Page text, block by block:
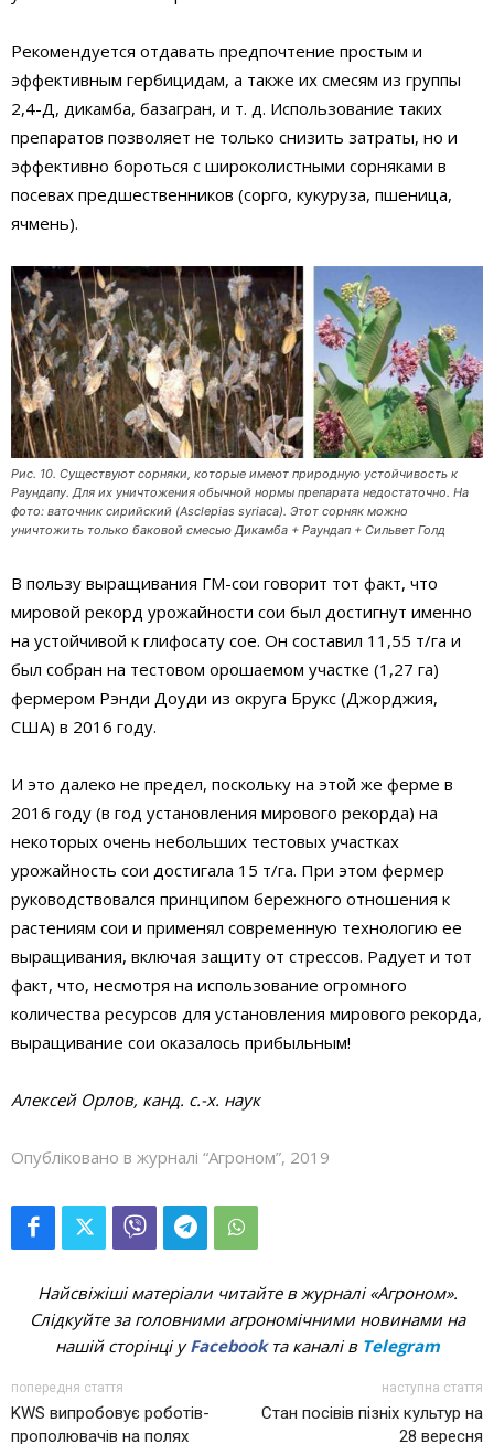
Рекомендуется отдавать предпочтение простым и
эффективным гербицидам, а также их смесям из группы
2,4-Д, дикамба, базагран, и т. д. Использование таких
препаратов позволяет не только снизить затраты, но и
эффективно бороться с широколистными сорняками в
посевах предшественников (сорго, кукуруза, пшеница,
ячмень).
Рис. 10. Существуют сорняки, которые имеют природную устойчивость к
Раундапу. Для их уничтожения обычной нормы препарата недостаточно. На
фото: ваточник сирийский (Asclepias syriaca). Этот сорняк можно
уничтожить только баковой смесью Дикамба + Раундап + Сильвет Голд
В пользу выращивания ГМ-сои говорит тот факт, что
мировой рекорд урожайности сои был достигнут именно
на устойчивой к глифосату сое. Он составил 11,55 т/га и
был собран на тестовом орошаемом участке (1,27 га)
фермером Рэнди Доуди из округа Брукс (Джорджия,
США) в 2016 году.
И это далеко не предел, поскольку на этой же ферме в
2016 году (в год установления мирового рекорда) на
некоторых очень небольших тестовых участках
урожайность сои достигала 15 т/га. При этом фермер
руководствовался принципом бережного отношения к
растениям сои и применял современную технологию ее
выращивания, включая защиту от стрессов. Радует и тот
факт, что, несмотря на использование огромного
количества ресурсов для установления мирового рекорда,
выращивание сои оказалось прибыльным!
Алексей Орлов, канд. с.-х. наук
Опубліковано в журналі “Агроном”, 2019
Найсвіжіші матеріали читайте в журналі «Агроном».
Слідкуйте за головними агрономічними новинами на
нашій сторінці уFacebookта каналі в Telegram
попередня стаття
KWS випробовує роботів-
прополювачів на полях
наступна стаття
Стан посівів пізніх культур на
28 вересня